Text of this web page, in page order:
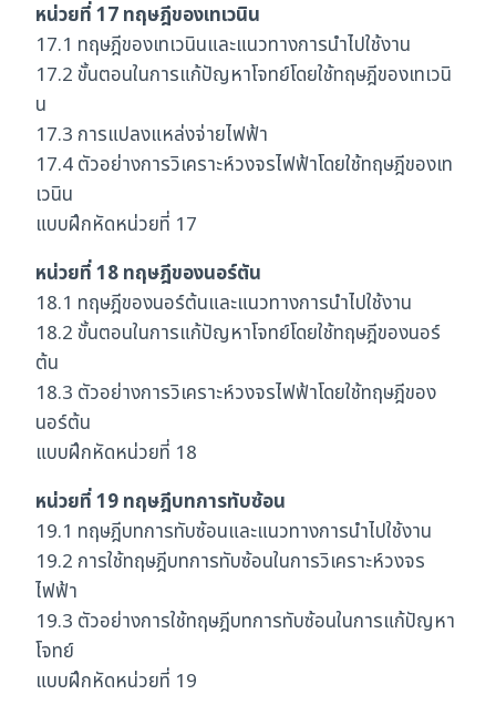
หน่วยที่ 17 ทฤษฎีของเทเวนิน
17.1 ทฤษฎีของเทเวนินและแนวทางการนำไปใช้งาน
17.2 ขั้นตอนในการแก้ปัญหาโจทย์โดยใช้ทฤษฎีของเทเวนิ
น
17.3 การแปลงแหล่งจ่ายไฟฟ้า
17.4 ตัวอย่างการวิเคราะห์วงจรไฟฟ้าโดยใช้ทฤษฎีของเท
เวนิน
แบบฝึกหัดหน่วยที่ 17
หน่วยที่ 18 ทฤษฎีของนอร์ตัน
18.1 ทฤษฎีของนอร์ต้นและแนวทางการนำไปใช้งาน
18.2 ขั้นตอนในการแก้ปัญหาโจทย์โดยใช้ทฤษฎีของนอร์
ต้น
18.3 ตัวอย่างการวิเคราะห์วงจรไฟฟ้าโดยใช้ทฤษฎีของ
นอร์ต้น
แบบฝึกหัดหน่วยที่ 18
หน่วยที่ 19 ทฤษฎีบทการทับซ้อน
19.1 ทฤษฎีบทการทับซ้อนและแนวทางการนำไปใช้งาน
19.2 การใช้ทฤษฎีบทการทับซ้อนในการวิเคราะห์วงจร
ไฟฟ้า
19.3 ตัวอย่างการใช้ทฤษฎีบทการทับซ้อนในการแก้ปัญหา
โจทย์
แบบฝึกหัดหน่วยที่ 19